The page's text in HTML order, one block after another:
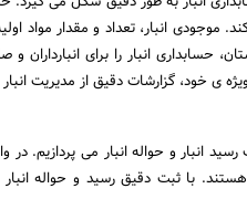
موجودی انبار، تعداد و مقدار مواد
حسابداری انبار را برای
ی خود، گزارشات دقیق از مدیریت انبار
انبار و حواله انبار می پردازیم. در
هستند. با ثبت دقیق رسید و حواله